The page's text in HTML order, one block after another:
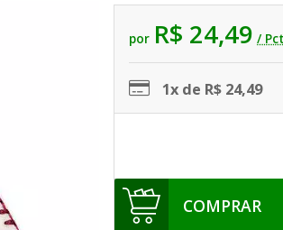
por R$ 24,49 / Pct
1x de R$ 24,49
COMPRAR